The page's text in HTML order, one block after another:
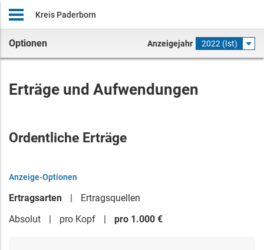
Kreis Paderborn
Optionen Anzeigejahr 2022 (Ist)
Erträge und Aufwendungen
Ordentliche Erträge
Anzeige-Optionen
Ertragsarten
Ertragsquellen
Absolut
pro Kopf pro 1.000 €